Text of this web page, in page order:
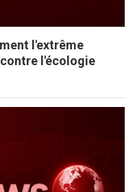
l'extrême
l'écologie